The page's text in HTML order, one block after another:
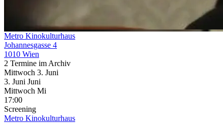
Metro Kinokulturhaus
Johannesgasse 4
1010 Wien
2 Termine im Archiv
Mittwoch 3. Juni
3. Juni Juni
Mittwoch Mi
17:00
Screening
Metro Kinokulturhaus